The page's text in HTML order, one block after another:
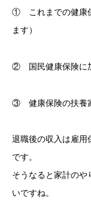
① これまでの健康
ます）
② 国民健康保険に
③ 健康保険の扶養
退職後の収入は雇用
です。
そうなると家計のや
いですね。